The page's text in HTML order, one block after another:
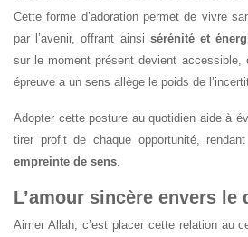
Cette forme d’adoration permet de vivre
par l’avenir, offrant ainsi sérénité et
sur le moment présent devient accessible,
épreuve a un sens allège le poids de
Adopter cette posture au quotidien aide à
tirer profit de chaque opportunité, rendant
empreinte de sens
L’amour sincère envers le
Aimer Allah, c’est placer cette relation au